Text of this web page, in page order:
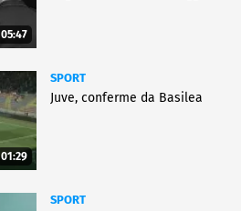
05:47
01:29
SPORT
Juve, conferme da Basilea
SPORT